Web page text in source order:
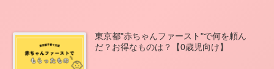
東京都"赤ちゃんファースト"で何を頼ん
だ？お得なものは？【0歳児向け】